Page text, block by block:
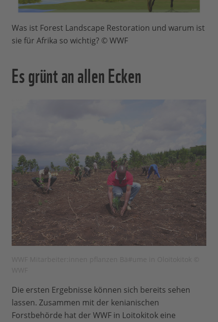
Was ist Forest Landscape Restoration und warum ist
sie für Afrika so wichtig? © WWF
Es grünt an allen Ecken
Die ersten Ergebnisse können sich bereits sehen
lassen. Zusammen mit der kenianischen
Forstbehörde hat der WWF in Loitokitok eine